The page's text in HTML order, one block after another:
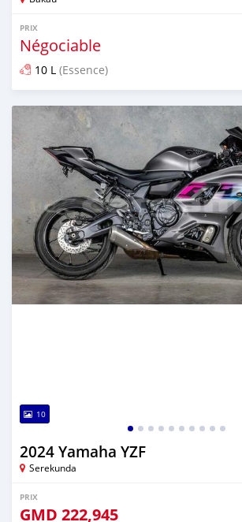
PRIX
Négociable
10 L (Essence)
Publié il y a 4 mois
10
2024 Yamaha YZF
Serekunda
PRIX
GMD 222,945